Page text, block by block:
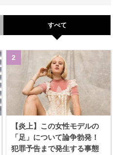
すべて
【炎上】この女性モデルの
「足」について論争勃発！
犯罪予告まで発生する事態